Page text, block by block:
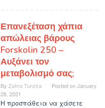
Επανεξέταση χάπια
απώλειας βάρους
Forskolin 250 –
Αυξάνει τον
μεταβολισμό σας;
By Zahra Tunzira Posted onJanuary
28, 2021
Η προσπάθεια να χάσετε